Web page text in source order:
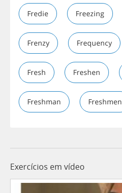
Fredie Freezing
Frenzy Frequency
Fresh Freshen
Freshman Freshmen
Exercícios em vídeo